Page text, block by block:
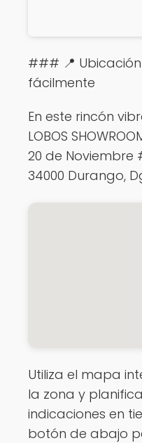
### 📍
fácilmente
En este rincón
LOBOS
20 de Noviembre
34000 Durango,
Utiliza el mapa
la zona y
indicaciones en
botón de abajo